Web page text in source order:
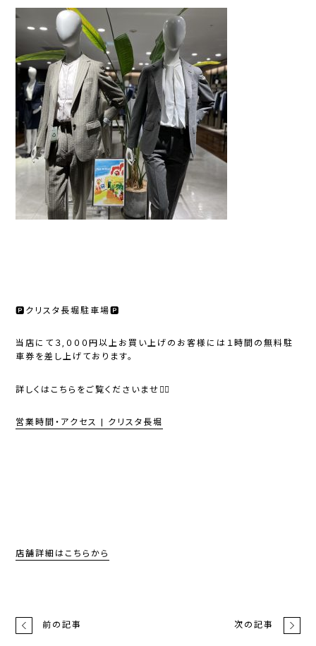
🅿️クリスタ長堀駐車場🅿️
当店にて３,０００円以上お買い上げのお客様には１時間の無料駐
車券を差し上げております。
詳しくはこちらをご覧くださいませ💁‍♀️
営業時間・アクセス | クリスタ長堀
店舗詳細はこちらから
前の記事 次の記事